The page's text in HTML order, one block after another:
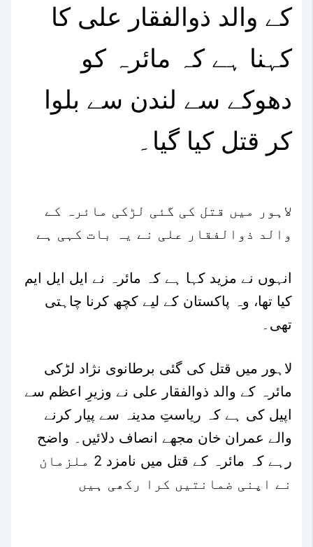
کے والد ذوالفقار علی کا
کہنا ہے کہ مائرہ کو
دھوکے سے لندن سے بلوا
کر قتل کیا گیا۔
لاہور میں قتل کی گئی لڑکی مائرہ کے
والد ذوالفقار علی نے یہ بات کہی ہے
انہوں نے مزید کہا ہے کہ مائرہ نے ایل ایل ایم
کیا تھا، وہ پاکستان کے لیے کچھ کرنا چاہتی
تھی۔
لاہور میں قتل کی گئی برطانوی نژاد لڑکی
مائرہ کے والد ذوالفقار علی نے وزیرِ اعظم سے
اپیل کی ہے کہ ریاستِ مدینہ سے پیار کرنے
والے عمران خان مجھے انصاف دلائیں۔ واضح
رہے کہ مائرہ کے قتل میں نامزد 2 ملزمان
نے اپنی ضمانتیں کرا رکھی ہیں